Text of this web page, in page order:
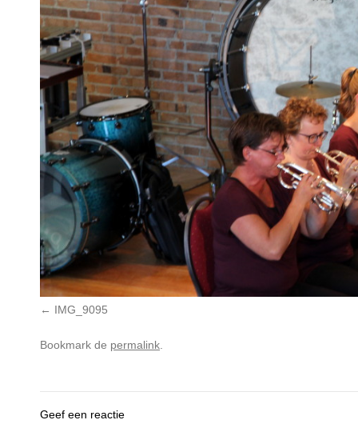
IMG_9095
Bookmark de permalink.
Geef een reactie